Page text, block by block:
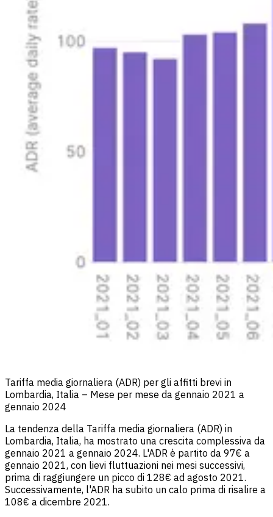
Tariffa media giornaliera (ADR) per gli affitti brevi in
Lombardia, Italia – Mese per mese da gennaio 2021 a
gennaio 2024
La tendenza della Tariffa media giornaliera (ADR) in
Lombardia, Italia, ha mostrato una crescita complessiva da
gennaio 2021 a gennaio 2024. L'ADR è partito da 97€ a
gennaio 2021, con lievi fluttuazioni nei mesi successivi,
prima di raggiungere un picco di 128€ ad agosto 2021.
Successivamente, l'ADR ha subito un calo prima di risalire a
108€ a dicembre 2021.